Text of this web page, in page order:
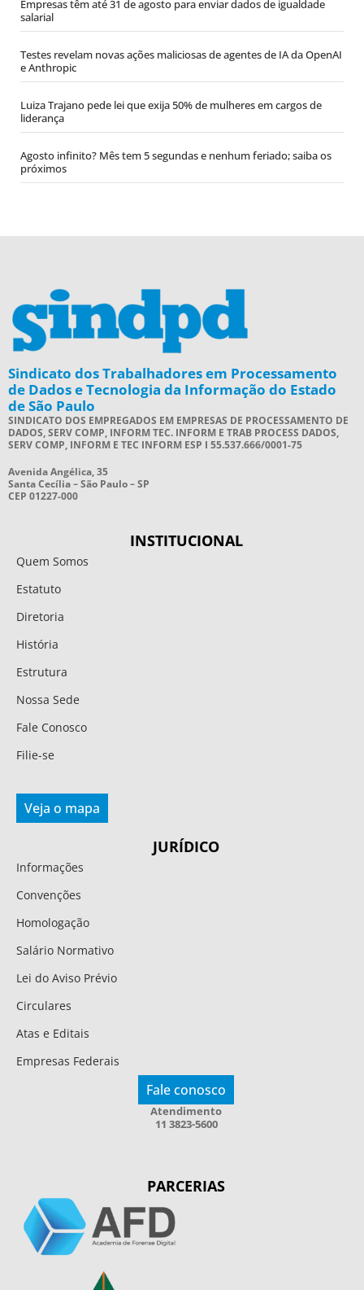
Empresas têm até 31 de agosto para enviar dados de igualdade
salarial
Testes revelam novas ações maliciosas de agentes de IA da OpenAI
e Anthropic
Luiza Trajano pede lei que exija 50% de mulheres em cargos de
liderança
Agosto infinito? Mês tem 5 segundas e nenhum feriado; saiba os
próximos
Sindicato dos Trabalhadores em Processamento
de Dados e Tecnologia da Informação do Estado
de São Paulo
SINDICATO DOS EMPREGADOS EM EMPRESAS DE PROCESSAMENTO DE
DADOS, SERV COMP, INFORM TEC. INFORM E TRAB PROCESS DADOS,
SERV COMP, INFORM E TEC INFORM ESP I 55.537.666/0001-75
Avenida Angélica, 35
Santa Cecília – São Paulo – SP
CEP 01227-000
INSTITUCIONAL
Quem Somos
Estatuto
Diretoria
História
Estrutura
Nossa Sede
Fale Conosco
Filie-se
Veja o mapa
JURÍDICO
Informações
Convenções
Homologação
Salário Normativo
Lei do Aviso Prévio
Circulares
Atas e Editais
Empresas Federais
Fale conosco
Atendimento
11 3823-5600
PARCERIAS